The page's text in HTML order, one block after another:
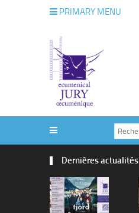
PRIMARY MENU
Dernières actualités